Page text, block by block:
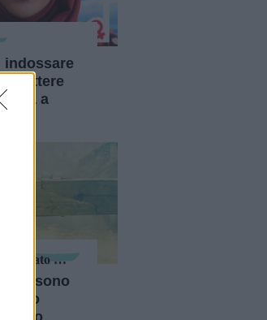
indossare
a
Malattie Dell'Apparato Genitale
non sono
sono